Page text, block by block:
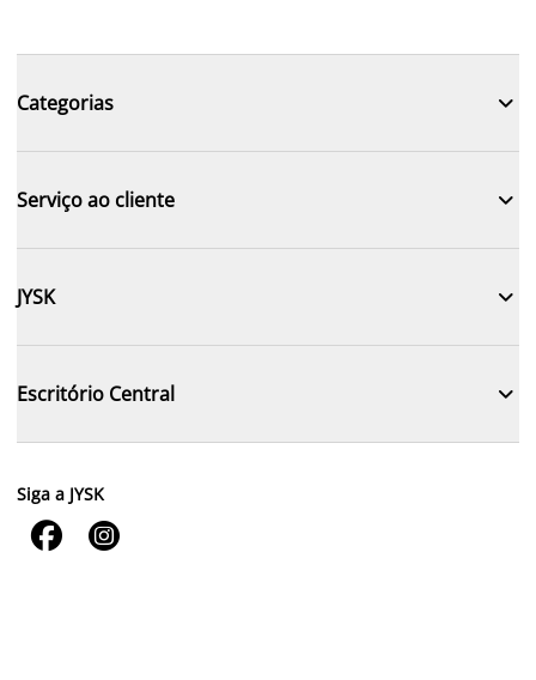
Categorias 
Serviço ao cliente 
JYSK 
Escritório Central 
Siga a JYSK
 